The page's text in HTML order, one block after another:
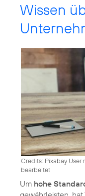
Wissen
Credits: Pixabay User
bearbeitet
Um hohe